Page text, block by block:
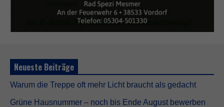
Neueste Beiträge
Warum die Treppe oft mehr Licht braucht als gedacht
Grüne Hausnummer – noch bis Ende August bewerben